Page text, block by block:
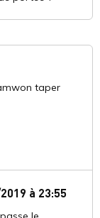
taper
à 23:55